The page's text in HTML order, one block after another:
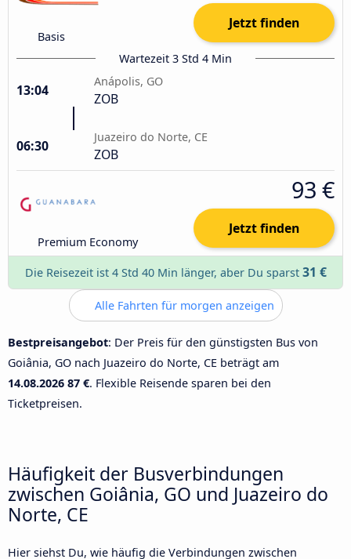
Basis
Jetzt finden
Wartezeit 3 Std 4 Min
13:04
Anápolis, GO
ZOB
06:30
Juazeiro do Norte, CE
ZOB
Premium Economy
93 €
Jetzt finden
Die Reisezeit ist 4 Std 40 Min länger, aber Du sparst 31 €
Alle Fahrten für morgen anzeigen
Bestpreisangebot: Der Preis für den günstigsten Bus von
Goiânia, GO nach Juazeiro do Norte, CE beträgt am
14.08.2026 87 €. Flexible Reisende sparen bei den
Ticketpreisen.
Häufigkeit der Busverbindungen
zwischen Goiânia, GO und Juazeiro do
Norte, CE
Hier siehst Du, wie häufig die Verbindungen zwischen